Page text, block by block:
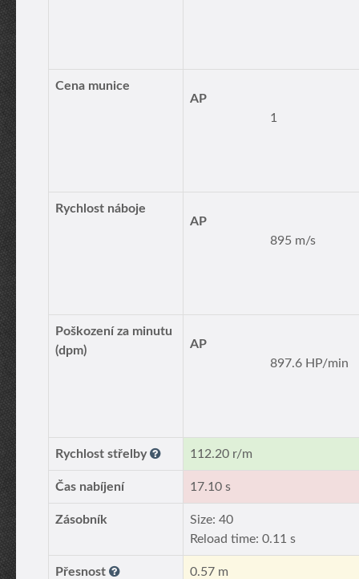
Cena munice
AP
1
Rychlost náboje
AP
895 m/s
Poškození za minutu
(dpm)
AP
897.6 HP/min
Rychlost střelby 112.20 r/m
Čas nabíjení 17.10 s
Zásobník
Size: 40
Reload time: 0.11 s
Přesnost 0.57 m